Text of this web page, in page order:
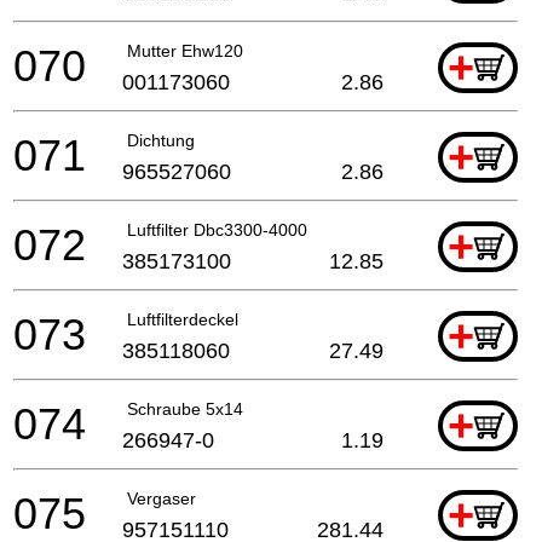
Mutter Ehw120 +
070 001173060 2.86
Dichtung +
071 965527060 2.86
Luftfilter Dbc3300-4000 +
072 385173100 12.85
Luftfilterdeckel +
073 385118060 27.49
Schraube 5x14 +
074 266947-0 1.19
Vergaser +
075 957151110 281.44